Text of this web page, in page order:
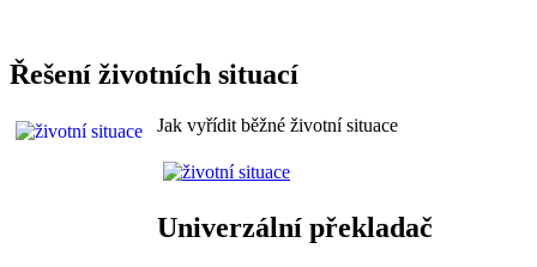
Řešení životních situací
Jak vyřídit běžné životní situace
Univerzální překladač